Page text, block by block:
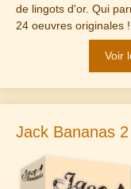
de lingots d'or. Qui
24 oeuvres originales !
Voir
Jack Bananas 2